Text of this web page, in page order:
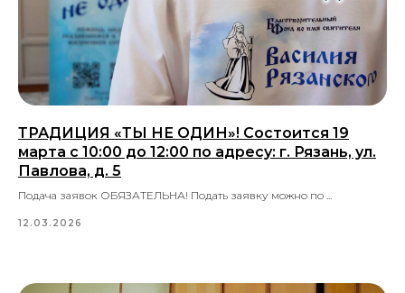
ТРАДИЦИЯ «ТЫ НЕ ОДИН»! Состоится 19
марта с 10:00 до 12:00 по адресу: г. Рязань, ул.
Павлова, д. 5
Подача заявок ОБЯЗАТЕЛЬНА! Подать заявку можно по ...
12.03.2026